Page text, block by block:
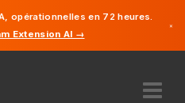
opérationnelles en 72 heures.
Extension AI →
×